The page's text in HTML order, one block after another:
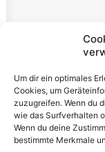
Um dir ein optimales
Cookies, um
zuzugreifen. Wenn du
wie das Surfverhalten
Wenn du deine
bestimmte Merkmale
Rechtliches
Cookie-